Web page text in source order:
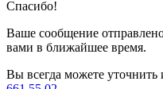
Спасибо!
Ваше сообщение
вами в ближайшее время.
Вы всегда можете